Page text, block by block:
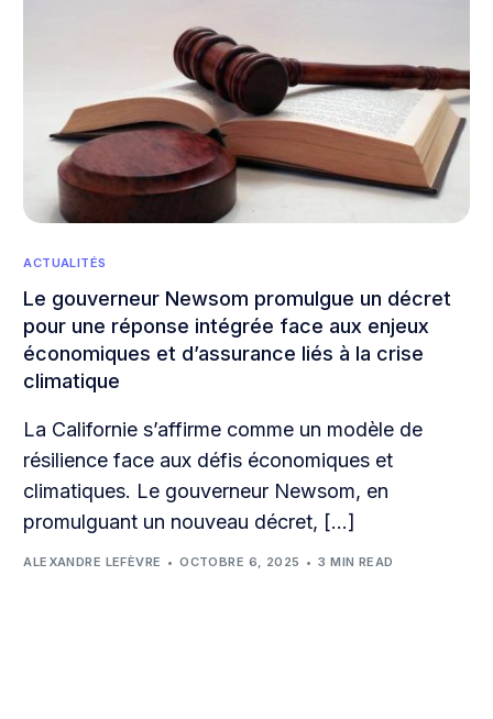
ACTUALITÉS
Le gouverneur Newsom promulgue un décret
pour une réponse intégrée face aux enjeux
économiques et d’assurance liés à la crise
climatique
La Californie s’affirme comme un modèle de
résilience face aux défis économiques et
climatiques. Le gouverneur Newsom, en
promulguant un nouveau décret, […]
ALEXANDRE LEFÈVRE OCTOBRE 6, 2025 3 MIN READ